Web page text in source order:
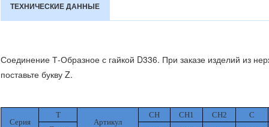
ТЕХНИЧЕСКИЕ ДАННЫЕ
Соединение Т-Образное с гайкой D336. При заказе изделий из
поставьте букву Z.
Серия
T
Артикул
CH CH1 CH2 C